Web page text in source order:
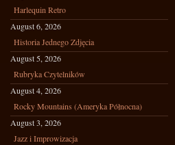
Harlequin Retro
August 6, 2026
Historia Jednego Zdjęcia
August 5, 2026
Rubryka Czytelników
August 4, 2026
Rocky Mountains (Ameryka Północna)
August 3, 2026
Jazz i Improwizacja